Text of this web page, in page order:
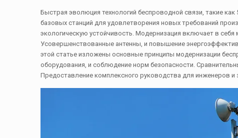
Быстрая эволюция технологий беспроводной связи, такие
базовых станций для удовлетворения новых требований
экологическую устойчивость. Модернизация включает в
Усовершенствованные антенны, и повышение
этой статье изложены основные принципы модернизации
оборудования, и соблюдение норм безопасности.
Предоставление комплексного руководства для инженеров